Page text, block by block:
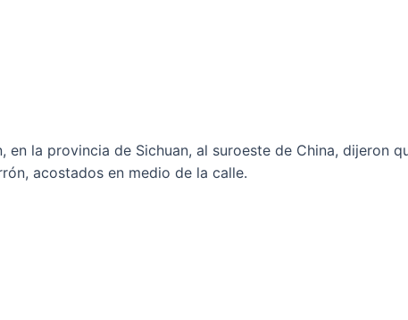
en la provincia de Sichuan, al suroeste de China, dijeron
acostados en medio de la calle.